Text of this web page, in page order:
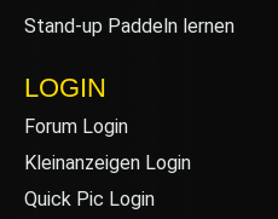
Stand-up Paddeln lernen
LOGIN
Forum Login
Kleinanzeigen Login
Quick Pic Login